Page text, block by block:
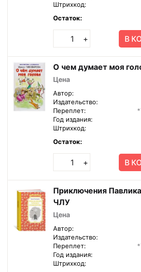
Штрихкод:
Остаток:
+ В
О чем думает моя
Цена
Автор:
Издательство:
Переплет:
Год издания:
Штрихкод:
Остаток:
+ В
Приключения
ЧЛУ
Цена
Автор:
Издательство:
Переплет:
Год издания:
Штрихкод: